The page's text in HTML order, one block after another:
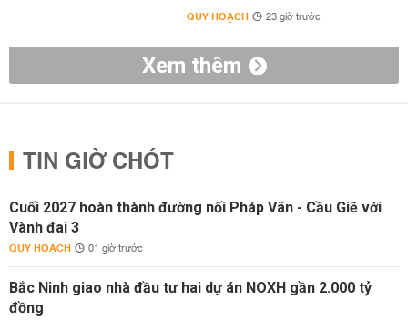
QUY HOẠCH 23 giờ trước
Xem thêm
TIN GIỜ CHÓT
Cuối 2027 hoàn thành đường nối Pháp Vân - Cầu Giẽ với
Vành đai 3
QUY HOẠCH 01 giờ trước
Bắc Ninh giao nhà đầu tư hai dự án NOXH gần 2.000 tỷ
đồng